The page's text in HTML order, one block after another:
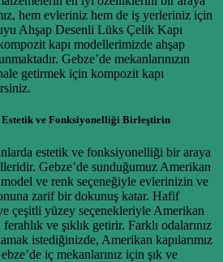
hem evleriniz hem de iş yerleriniz için
Ahşap Desenli Lüks Çelik Kapı
kapı modellerimizde ahşap
Gebze’de mekanlarınızın
getirmek için kompozit kapı
Estetik ve Fonksiyonelliği Birleştirin
estetik ve fonksiyonelliği bir araya
Gebze’de sunduğumuz Amerikan
ve renk seçeneğiyle evlerinizin ve
zarif bir dokunuş katar. Hafif
çeşitli yüzey seçenekleriyle Amerikan
ferahlık ve şıklık getirir. Farklı odalarınız
istediğinizde, Amerikan kapılarımız
iç mekanlarınız için şık ve